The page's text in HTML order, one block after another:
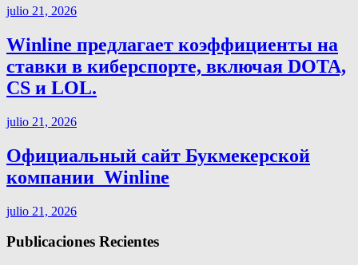
julio 21, 2026
Winline предлагает коэффициенты на
ставки в киберспорте, включая DOTA,
CS и LOL.
julio 21, 2026
Официальный сайт Букмекерской
компании ️ Winline
julio 21, 2026
Publicaciones Recientes